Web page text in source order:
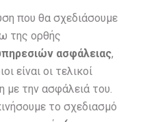
που θα σχεδιάσουμε
της ορθής
ασφάλειας,
είναι οι τελικοί
με την ασφάλειά του.
το σχεδιασμό